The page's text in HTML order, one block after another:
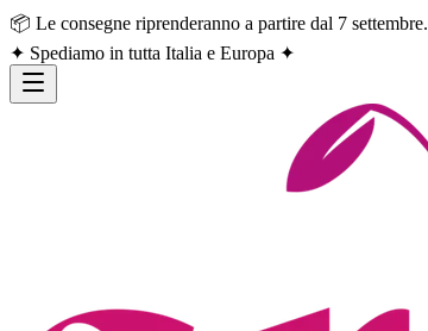
📦 Le consegne riprenderanno a partire dal 7 settembre.
✦ Spediamo in tutta Italia e Europa ✦